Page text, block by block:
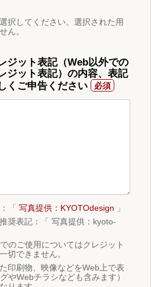
択してください。選択された用
ん。
ジット表記（Web以外での
ジット表記）の内容、表記
くご申告ください
「 写真提供：KYOTOdesign 」
奨表記：「 写真提供：kyoto-
のご使用についてはクレジット
切できません。
印刷物、映像などをWeb上で表
やWebチラシなども含みます）